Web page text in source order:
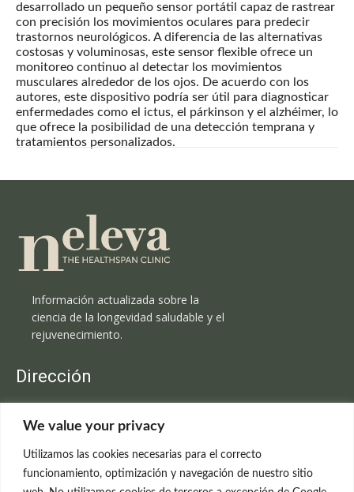
We value your privacy
Utilizamos las cookies necesarias para el correcto
funcionamiento, optimización y navegación de nuestro sitio
desarrollado un pequeño sensor portátil capaz de rastrear
con precisión los movimientos oculares para predecir
trastornos neurológicos. A diferencia de las alternativas
costosas y voluminosas, este sensor flexible ofrece un
monitoreo continuo al detectar los movimientos
musculares alrededor de los ojos. De acuerdo con los
autores, este dispositivo podría ser útil para diagnosticar
enfermedades como el ictus, el párkinson y el alzhéimer, lo
que ofrece la posibilidad de una detección temprana y
tratamientos personalizados.
Información actualizada sobre la
ciencia de la longevidad saludable y el
rejuvenecimiento.
Dirección
C/Claudio Coello, 19 - 1º
699 595 619